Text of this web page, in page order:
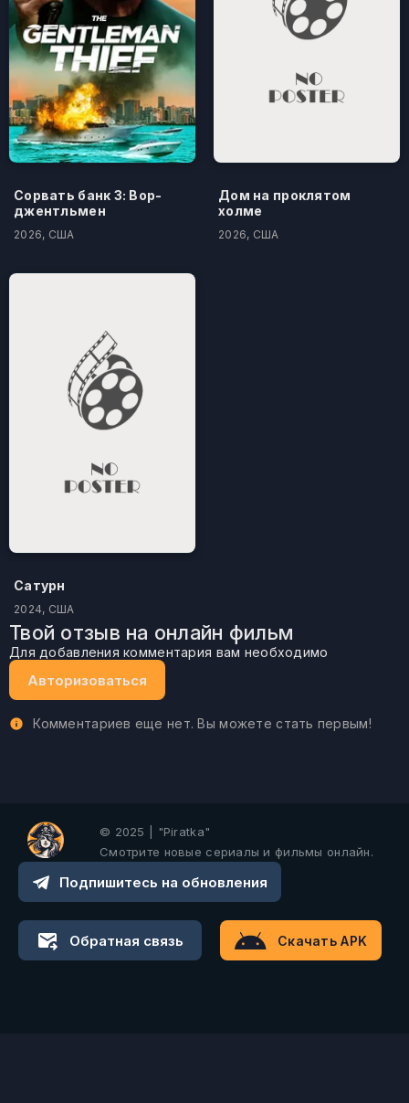
Сорвать банк 3: Вор-
джентльмен
2026, США
Дом на проклятом
холме
2026, США
Сатурн
2024, США
Твой отзыв на онлайн фильм
Для добавления комментария вам необходимо
Авторизоваться
Комментариев еще нет. Вы можете стать первым!
© 2025 | "Piratka"
Смотрите новые сериалы и фильмы онлайн.
Подпишитесь на обновления
Обратная связь Скачать APK